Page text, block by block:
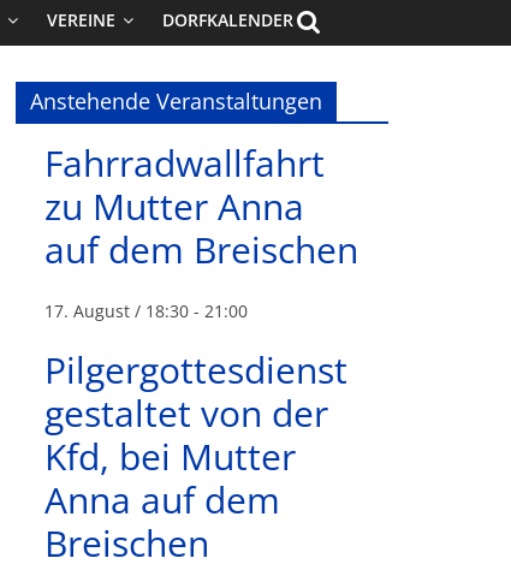
VEREINE DORFKALENDER
Anstehende Veranstaltungen
Fahrradwallfahrt
zu Mutter Anna
auf dem Breischen
17. August / 18:30 - 21:00
Pilgergottesdienst
gestaltet von der
Kfd, bei Mutter
Anna auf dem
Breischen